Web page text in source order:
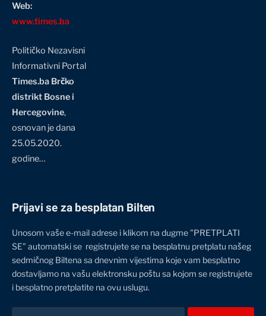
Web:
www.times.ba
Političko Nezavisni
Informativni Portal
Times.ba Brčko
distrikt Bosne i
Hercegovine,
osnovan je dana
25.05.2020.
godine…
Prijavi se za besplatan Bilten
Unosom vaše e-mail adrese i klikom na dugme "PRETPLATI
SE" automatski se registrujete se na besplatnu pretplatu našeg
sedmičnog Biltena sa dnevnim vijestima koje vam besplatno
dostavljamo na vašu elektronsku poštu sa kojom se registrujete
i besplatno pretplatite na ovu uslugu.